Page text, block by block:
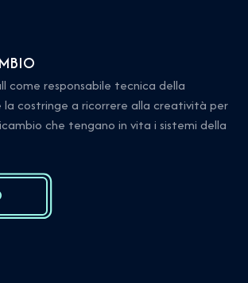
come responsabile tecnica della
la costringe a ricorrere alla creatività per
che tengano in vita i sistemi della